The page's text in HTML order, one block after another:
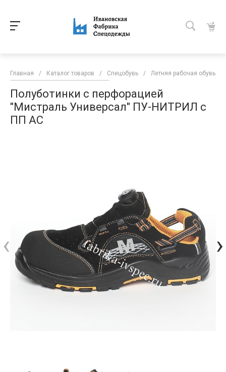
Главная / Каталог товаров / Спецобувь / Летняя рабочая обувь
Полуботинки с перфорацией
"Мистраль Универсал" ПУ-НИТРИЛ с
ПП АС
‹ ›